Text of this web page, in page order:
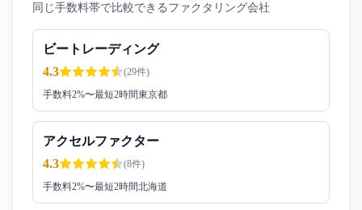
同じ手数料帯で比較できるファクタリング会社
ビートレーディング
4.3
(29件)
手数料2%〜最短2時間東京都
アクセルファクター
4.3
(8件)
手数料2%〜最短2時間北海道